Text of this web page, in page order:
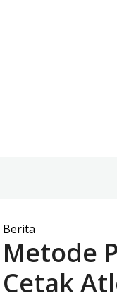
Berita
Metode
Cetak